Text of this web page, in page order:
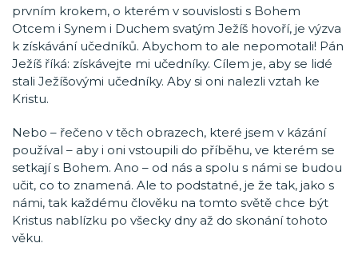
prvním krokem, o kterém v souvislosti s Bohem
Otcem i Synem i Duchem svatým Ježíš hovoří, je výzva
k získávání učedníků. Abychom to ale nepomotali! Pán
Ježíš říká: získávejte mi učedníky. Cílem je, aby se lidé
stali Ježíšovými učedníky. Aby si oni nalezli vztah ke
Kristu.
Nebo – řečeno v těch obrazech, které jsem v kázání
používal – aby i oni vstoupili do příběhu, ve kterém se
setkají s Bohem. Ano – od nás a spolu s námi se budou
učit, co to znamená. Ale to podstatné, je že tak, jako s
námi, tak každému člověku na tomto světě chce být
Kristus nablízku po všecky dny až do skonání tohoto
věku.